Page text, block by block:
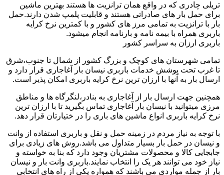
تریلی چادری که در واقع همان ترانزیت ها هستند بهترین ماشین
برای حمل بار های صادراتی هستند و قابلیت پلمپ شدن دارند.حمل
بار با ترانزیت به تمامی مرز های کشور و با کمترین نرخ کرایه
باربری همراه با بیمه نامه و بارنامه انجام میشود.
باربری ارزان به سراسر کشور
تمامی شهرستان های کوچک و بزرگ کشور از شمال تا جنوب،شرق
تا غرب تحت پوشش خدمات باربری نیسان بار آغاجاری قرار دارد و
ارسال بار به آنها با ارزان ترین نرخ کرایه باربری امکان پذیر است.
همچنین جهت ارسال بار از آغاجاری به بنادر،لنگرگاه ها و مناطق
مرزی میتوانید با نیسان بار آغاجاری تماس بگیرید تا با ارزان ترین
نرخ کرایه باربری انواع ماشین های باری را در ختیارتان قرار دهد.
با توجه به نیاز مردم در زمینه حمل و نقل و باربری استفاده از وانت
و نیسان در حمل بار بسیار متداول می باشد.روش های زیادی برای
جابجایی کالا و محصولات مشتریان وجود دارد که بنا به خواسته و
نیاز خود می توانند هر یک را انتخاب نمایند.باربری وانت بار و نیسان
بار از جمله مواردی می باشند که همواره یکی از راه های انتخابی